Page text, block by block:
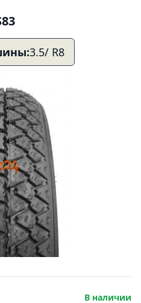
3.5/ R8
В наличии